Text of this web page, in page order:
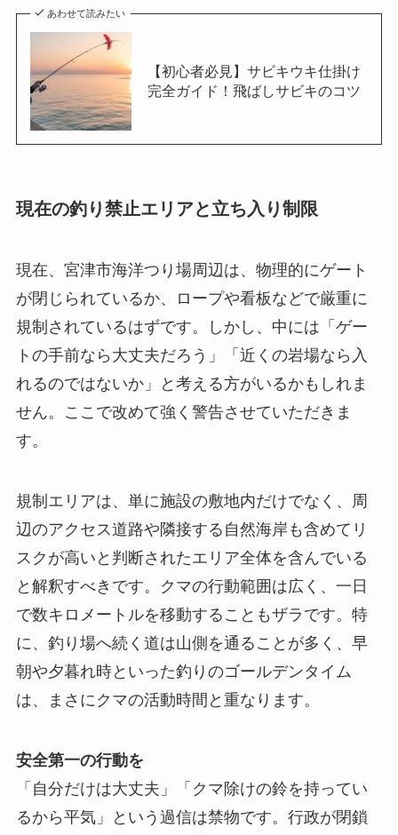
あわせて読みたい
【初心者必見】サビキウキ仕掛け
完全ガイド！飛ばしサビキのコツ
現在の釣り禁止エリアと立ち入り制限
現在、宮津市海洋つり場周辺は、物理的にゲート
が閉じられているか、ロープや看板などで厳重に
規制されているはずです。しかし、中には「ゲー
トの手前なら大丈夫だろう」「近くの岩場なら入
れるのではないか」と考える方がいるかもしれま
せん。ここで改めて強く警告させていただきま
す。
規制エリアは、単に施設の敷地内だけでなく、周
辺のアクセス道路や隣接する自然海岸も含めてリ
スクが高いと判断されたエリア全体を含んでいる
と解釈すべきです。クマの行動範囲は広く、一日
で数キロメートルを移動することもザラです。特
に、釣り場へ続く道は山側を通ることが多く、早
朝や夕暮れ時といった釣りのゴールデンタイム
は、まさにクマの活動時間と重なります。
安全第一の行動を
「自分だけは大丈夫」「クマ除けの鈴を持ってい
るから平気」という過信は禁物です。行政が閉鎖